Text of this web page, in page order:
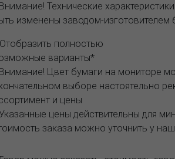
Технические
изменены заводом-изготовителем
полностью
варианты*
Цвет бумаги на мониторе
выборе настоятельно
и цены
цены действительны для
заказа можно уточнить у